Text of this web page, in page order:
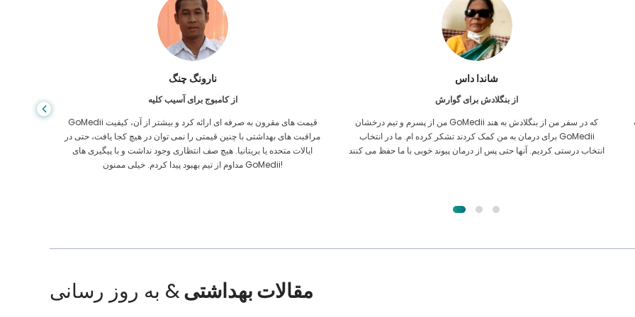
شاندا داس
از بنگلادش برای گوارش
من از پسرم و تیم درخشان GoMedii که در سفر من از بنگلادش به هند
برای درمان به من کمک کردند تشکر کرده ام. ما در انتخاب GoMedii
انتخاب درستی کردیم. آنها حتی پس از درمان پیوند خوبی با ما حفظ می کنند
فرکانول اسلام
از بنگلادش برای پیوند کلیه
تمام امیدم را داده بودم که بتوانم هر نوع درمانی برای مشکل کلیه ام دریافت
کنم. تنها پس از آن بود که به لطف خدا با GoMedii آشنا شدم و با آنها
تماس گرفتم.
مقالات بهداشتی& به روز رسانی